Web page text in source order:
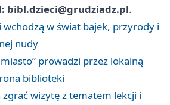
bibl.dzieci@grudziadz.pl.
wchodzą w świat bajek, przyrody i
nudy
prowadzi przez lokalną
biblioteki
wizytę z tematem lekcji i